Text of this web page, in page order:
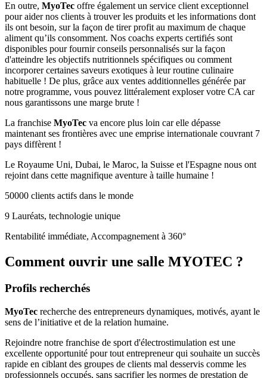
En outre, MyoTec offre également un service client exceptionnel
pour aider nos clients à trouver les produits et les informations dont
ils ont besoin, sur la façon de tirer profit au maximum de chaque
aliment qu’ils consomment. Nos coachs experts certifiés sont
disponibles pour fournir conseils personnalisés sur la façon
d'atteindre les objectifs nutritionnels spécifiques ou comment
incorporer certaines saveurs exotiques à leur routine culinaire
habituelle ! De plus, grâce aux ventes additionnelles générée par
notre programme, vous pouvez littéralement exploser votre CA car
nous garantissons une marge brute !
La franchise MyoTec va encore plus loin car elle dépasse
maintenant ses frontières avec une emprise internationale couvrant 7
pays diffèrent !
Le Royaume Uni, Dubai, le Maroc, la Suisse et l'Espagne nous ont
rejoint dans cette magnifique aventure à taille humaine !
50000 clients actifs dans le monde
9 Lauréats, technologie unique
Rentabilité immédiate, Accompagnement à 360°
Comment ouvrir une salle MYOTEC ?
Profils recherchés
MyoTec recherche des entrepreneurs dynamiques, motivés, ayant le
sens de l’initiative et de la relation humaine.
Rejoindre notre franchise de sport d'électrostimulation est une
excellente opportunité pour tout entrepreneur qui souhaite un succès
rapide en ciblant des groupes de clients mal desservis comme les
professionnels occupés, sans sacrifier les normes de prestation de